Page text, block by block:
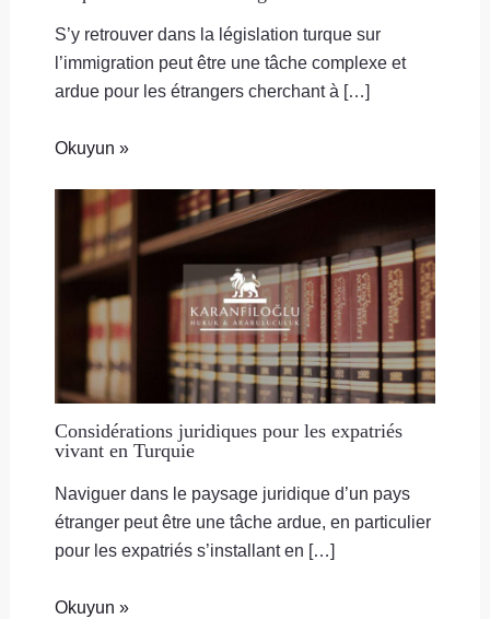
S’y retrouver dans la législation turque sur
l’immigration peut être une tâche complexe et
ardue pour les étrangers cherchant à […]
Okuyun »
Considérations juridiques pour les expatriés
vivant en Turquie
Naviguer dans le paysage juridique d’un pays
étranger peut être une tâche ardue, en particulier
pour les expatriés s’installant en […]
Okuyun »